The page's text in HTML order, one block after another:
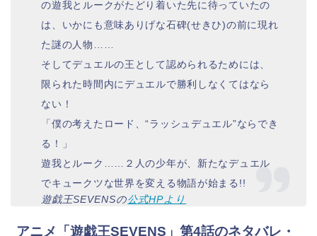
の遊我とルークがたどり着いた先に待っていたの
は、いかにも意味ありげな石碑(せきひ)の前に現れ
た謎の人物……
そしてデュエルの王として認められるためには、
限られた時間内にデュエルで勝利しなくてはなら
ない！
「僕の考えたロード、“ラッシュデュエル”ならでき
る！」
遊我とルーク……２人の少年が、新たなデュエル
でキュークツな世界を変える物語が始まる!!
遊戯王SEVENSの公式HPより
アニメ「遊戯王SEVENS」第4話のネタバレ・